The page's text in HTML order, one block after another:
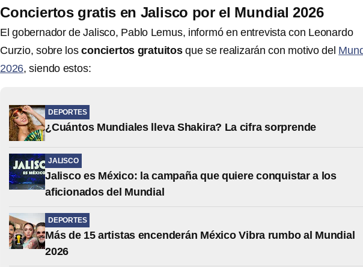
Conciertos gratis en Jalisco por el Mundial 2026
El gobernador de Jalisco, Pablo Lemus, informó en entrevista con Leonardo
Curzio, sobre losconciertos gratuitosque se realizarán con motivo del
2026, siendo estos:
DEPORTES
¿Cuántos Mundiales lleva Shakira? La cifra sorprende
JALISCO
Jalisco es México: la campaña que quiere conquistar a los
aficionados del Mundial
DEPORTES
Más de 15 artistas encenderán México Vibra rumbo al Mundial
2026